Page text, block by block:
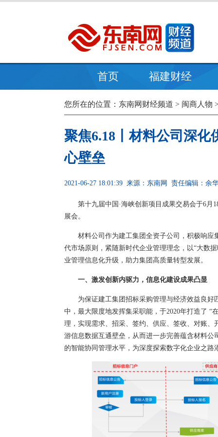
首页 福建财经
您所在的位置： 东南网财经频道 > 闽商人物
聚焦6.18丨材料公司深
心壁垒
2021-06-27 18:01:39 来源：东南网 责任编辑：余
第十九届中国·海峡创新项目成果交易会于6月
展会。
材料公司作为建工集团全资子公司，积极响应
代市场原则，紧随新时代企业管理理念，以“大数
业管理信息化升级，助力集团高质量转型发展。
一、激发创新内驱力，信息化建设成果凸显
为保证建工集团招标采购管理与经济效益良
中，最大限度地发挥集采职能，于2020年打造了 “
理，实现需求、招采、签约、供应、签收、对账
游信息数据互通壁垒，从而进一步完善蕴含材料
的智能协同管理水平，为深度探索数字化企业之路